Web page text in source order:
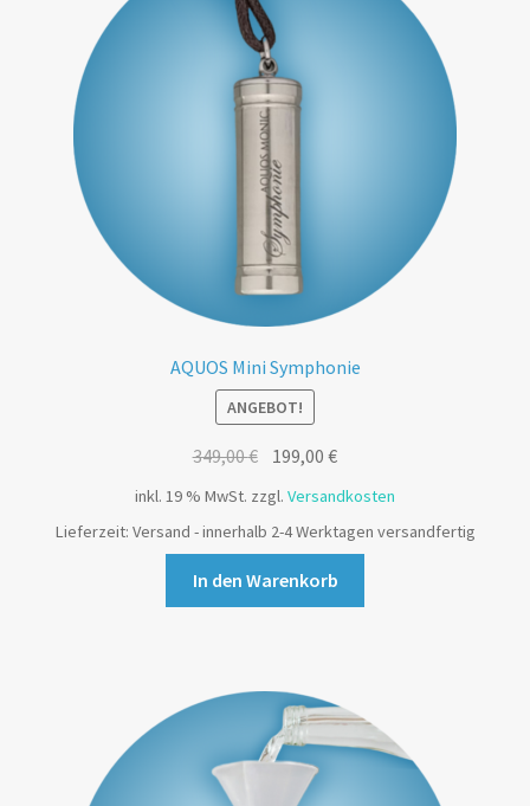
AQUOS Mini Symphonie
ANGEBOT!
349,00€ 199,00€
inkl. 19 % MwSt. zzgl. Versandkosten
Lieferzeit: Versand - innerhalb 2-4 Werktagen versandfertig
In den Warenkorb